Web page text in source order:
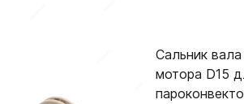
Сальник вала
мотора D15